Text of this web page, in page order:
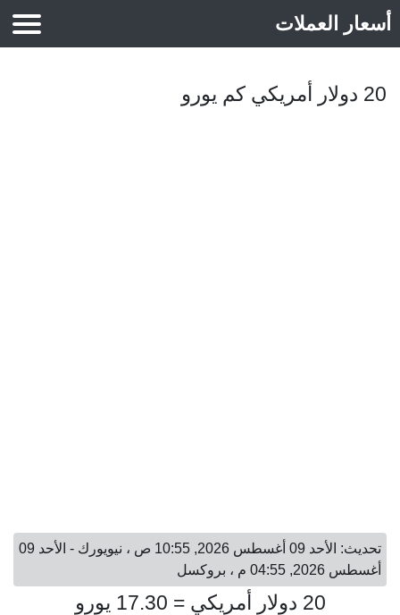
أسعار العملات
20 دولار أمريكي كم يورو
تحديث: الأحد 09 أغسطس 2026, 10:55 ص ، نيويورك - الأحد 09
أغسطس 2026, 04:55 م ، بروكسل
20 دولار أمريكي = 17.30 يورو